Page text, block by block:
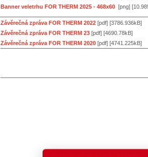
Banner veletrhu FOR THERM 2025 - 468x60 [png]
Závěrečná zpráva FOR THERM 2022 [pdf] [3786.936kB]
Závěrečná zpráva FOR THERM 23 [pdf] [4690.78kB]
Závěrečná zpráva FOR THERM 2020 [pdf] [4741.225kB]